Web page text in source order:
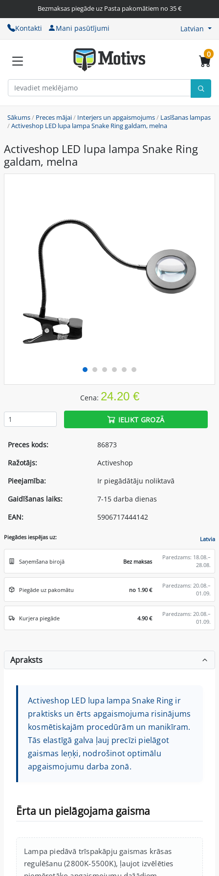
Bezmaksas piegāde uz Pasta pakomātiem no 35 €
Kontakti Mani pasūtījumi Latvian
0
Sākums/ Preces mājai/ Interjers un apgaismojums/ Lasīšanas lampas
/Activeshop LED lupa lampa Snake Ring galdam, melna
Activeshop LED lupa lampa Snake Ring
galdam, melna
Cena: 24.20 €
IELIKT GROZĀ
Preces kods:
86873
Ražotājs:
Activeshop
Pieejamība:
Ir piegādātāju noliktavā
Gaidīšanas laiks:
7-15 darba dienas
EAN:
5906717444142
Piegādes iespējas uz: Latvia
Saņemšana birojā Bez maksas
Paredzams: 18.08.–
28.08.
Piegāde uz pakomātu no 1.90 €
Paredzams: 20.08.–
01.09.
Kurjera piegāde 4.90 €
Paredzams: 20.08.–
01.09.
Apraksts
Activeshop LED lupa lampa Snake Ring ir
praktisks un ērts apgaismojuma risinājums
kosmētiskajām procedūrām un manikīram.
Tās elastīgā galva ļauj precīzi pielāgot
gaismas leņķi, nodrošinot optimālu
apgaismojumu darba zonā.
Ērta un pielāgojama gaisma
Lampa piedāvā trīspakāpju gaismas krāsas
regulēšanu (2800K-5500K), ļaujot izvēlēties